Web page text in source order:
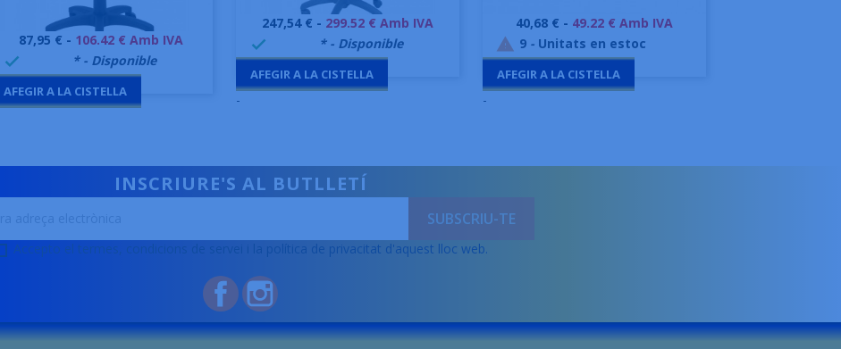
 Vista ràpida
Preu
87,95 € - 106.42 € Amb IVA
 * - Disponible
AFEGIR A LA CISTELLA
 Vista ràpida
Preu
247,54 € - 299.52 € Amb IVA
 * - Disponible
AFEGIR A LA CISTELLA
-
 Vista ràpida
Preu
40,68 € - 49.22 € Amb IVA
 9 - Unitats en estoc
AFEGIR A LA CISTELLA
-
INSCRIURE'S AL BUTLLETÍ
Accepto el termes, condicions de servei i la política de privacitat d'aquest lloc web.
Facebook